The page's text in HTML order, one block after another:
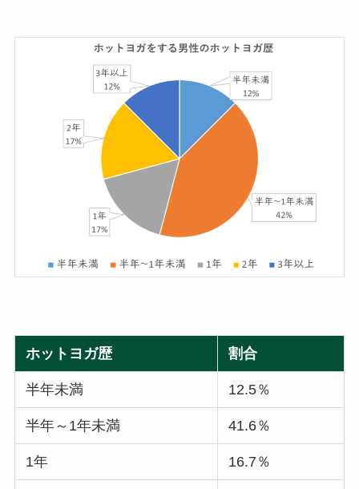
ホットヨガ歴 割合
半年未満 12.5％
半年～1年未満 41.6％
1年 16.7％